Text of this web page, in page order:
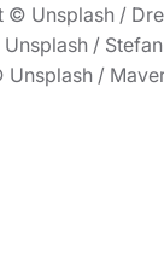
Unsplash /
/
/